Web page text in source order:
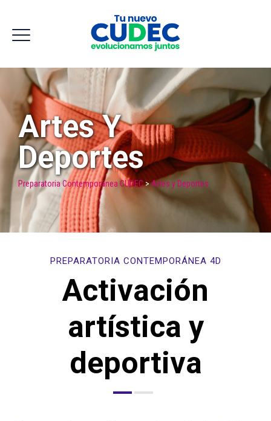
Artes Y
Deportes
Preparatoria Contemporánea CUDEC>Artes y Deportes
PREPARATORIA CONTEMPORÁNEA 4D
Activación
artística y
deportiva